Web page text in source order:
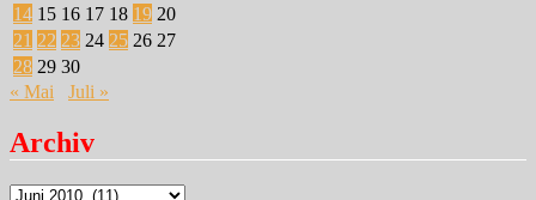
14 15 16 17 18 19 20
21 22 23 24 25 26 27
28 29 30
« Mai
Juli »
Archiv
Archiv